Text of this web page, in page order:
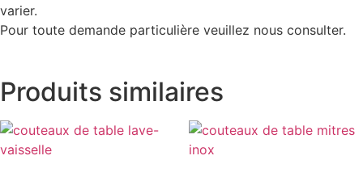
varier.
Pour toute demande particulière veuillez nous consulter.
Produits similaires